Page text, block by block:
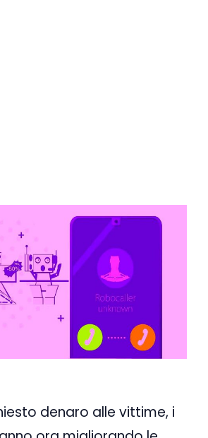
denaro alle vittime, i